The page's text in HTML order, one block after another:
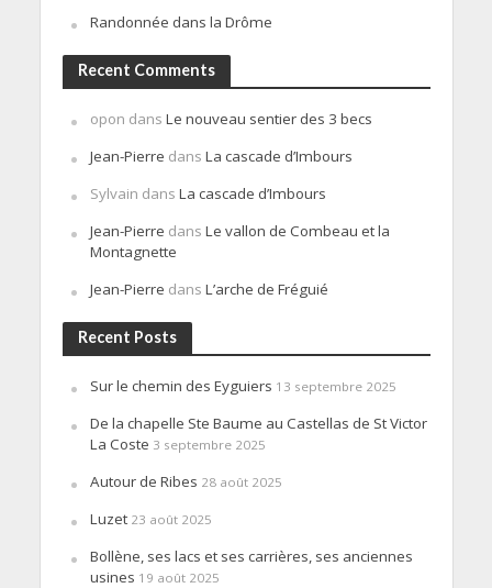
Randonnée dans la Drôme
Recent Comments
opon dans Le nouveau sentier des 3 becs
Jean-Pierre dans La cascade d’Imbours
Sylvain dans La cascade d’Imbours
Jean-Pierre dans Le vallon de Combeau et la
Montagnette
Jean-Pierre dans L’arche de Fréguié
Recent Posts
Sur le chemin des Eyguiers 13 septembre 2025
De la chapelle Ste Baume au Castellas de St Victor
La Coste 3 septembre 2025
Autour de Ribes 28 août 2025
Luzet 23 août 2025
Bollène, ses lacs et ses carrières, ses anciennes
usines 19 août 2025